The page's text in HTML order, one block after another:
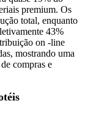
premium. Os
total, enquanto
43%
on -line
mostrando uma
compras e